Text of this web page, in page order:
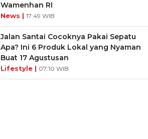
Wamenhan RI
News | 17:49 WIB
Jalan Santai Cocoknya Pakai Sepatu
Apa? Ini 6 Produk Lokal yang Nyaman
Buat 17 Agustusan
Lifestyle | 07:10 WIB